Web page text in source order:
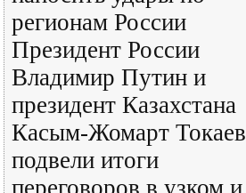
регионам России
Президент России
Владимир Путин и
президент Казахстана
Касым-Жомарт Токаев
подвели итоги
переговоров в узком и